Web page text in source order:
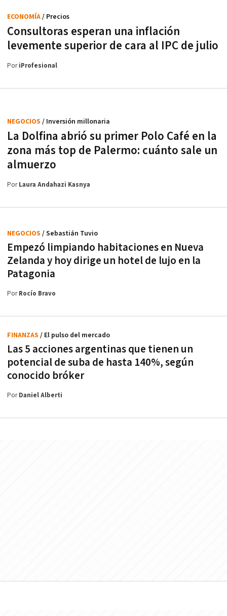
Consultoras esperan una inflación
levemente superior de cara al IPC de julio
ECONOMÍA/ Precios
PoriProfesional
La Dolfina abrió su primer Polo Café en la
zona más top de Palermo: cuánto sale un
almuerzo
NEGOCIOS / Inversión millonaria
PorLaura Andahazi Kasnya
Empezó limpiando habitaciones en Nueva
Zelanda y hoy dirige un hotel de lujo en la
Patagonia
NEGOCIOS / Sebastián Tuvio
PorRocío Bravo
Las 5 acciones argentinas que tienen un
potencial de suba de hasta 140%, según
conocido bróker
FINANZAS / El pulso del mercado
PorDaniel Alberti